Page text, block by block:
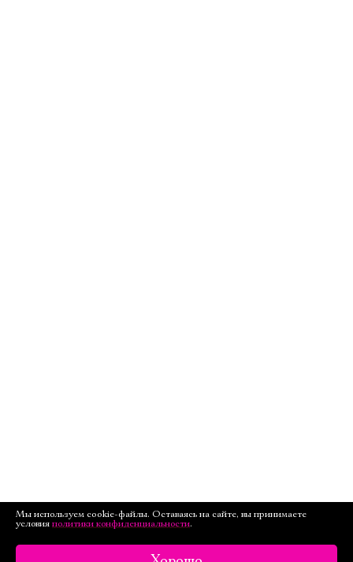
Мы используем cookie-файлы. Оставаясь на сайте, вы принимаете
условия политики конфиденциальности.